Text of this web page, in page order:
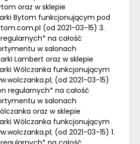
oraz w sklepie
Bytom funkcjonującym pod
(od 2021-03-15) 3.
regularnych* na całość
w salonach
Lambert oraz w sklepie
Wólczanka funkcjonującym
(od 2021-03-15)
regularnych* na całość
w salonach
oraz w sklepie
Wólczanka funkcjonującym
(od 2021-03-15) 1.